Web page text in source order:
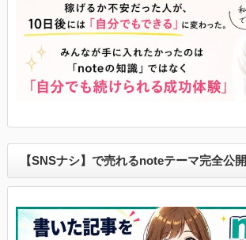
【SNSナシ】で売れるnoteテーマ完全公開